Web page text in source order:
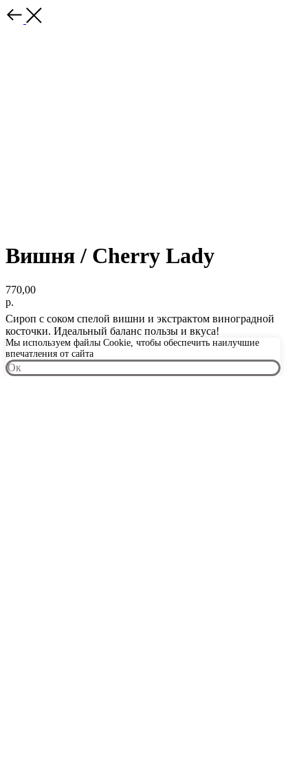
Вишня / Cherry Lady
770,00
р.
Сироп с соком спелой вишни и экстрактом виноградной
косточки. Идеальный баланс пользы и вкуса!
Мы используем файлы Cookie, чтобы обеспечить наилучшие
впечатления от сайта
Oк